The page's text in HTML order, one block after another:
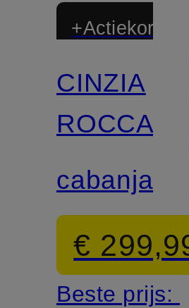
+Actiekorting
CINZIA
ROCCA
cabanjack
€
Beste prijs: